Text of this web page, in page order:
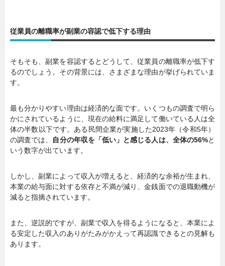
従業員の離職率が副業の容認で低下する理由
そもそも、副業を容認するとどうして、従業員の離職率が低下す
るのでしょう。その背景には、さまざまな理由が挙げられていま
す。
最も分かりやすい理由は経済的な面です。いくつもの調査で明ら
かにされているように、現在の給料に満足して働いている人は全
体の半数以下です。ある民間企業が実施した2023年（令和5年）
の調査では、 自分の年収を「低い」と感じる人は、全体の56%と
いう数字が出ています。
しかし、副業によって収入が増えると、経済的な余裕が生まれ、
本業の給与面に対する依存と不満が減り、金銭面での退職動機が
減ると指摘されています。
また、逆説的ですが、副業で収入を得るようになると、本業によ
る安定した収入のありがたみがかえって再認識できるとの見解も
あります。